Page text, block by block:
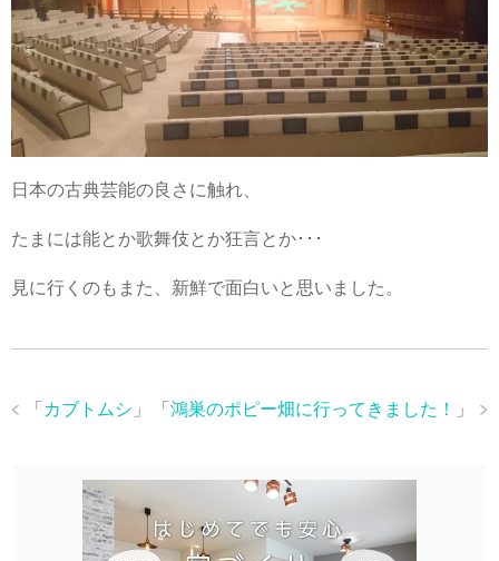
日本の古典芸能の良さに触れ、
たまには能とか歌舞伎とか狂言とか･･･
見に行くのもまた、新鮮で面白いと思いました。
「 鴻巣のポピー畑に行ってきました！ 」
「 カブトムシ 」